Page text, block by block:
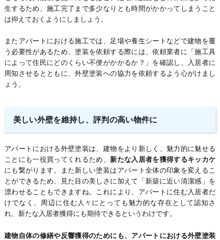
生するため、施工完了まで多少なりとも時間がかかってしまうこと
は抑えておくようにしましょう。
またアパートにおける施工では、足場や養生シートなどで建物を覆
う必要性があるため、塗装を依頼する際には、依頼業者に「施工具
によって住民にどのくらい不便がかかるか？」を確認し、入居者に
周知させるとともに、外壁塗装への協力を依頼するよう心がけまし
ょう。
美しい外壁を維持し、評判の高い物件に
アパートにおける外壁塗装は、建物をより新しく、魅力的に魅せる
ことにも一役買ってくれるため、新たな入居者を獲得するキッカケ
にも繋がります。また新しい塗装はアパート全体の印象を変えるこ
とができるため、見た目の美しさに加えて「新築に近い清潔感」を
漂わせることもできますね。これにより、アパートに住む入居者だ
けでなく、周辺に住む人々にとっても魅力的な存在として認知さ
れ、新たな入居者獲得にも期待できるというわけです。
建物自体の修繕や反響獲得のためにも、アパートにおける外壁塗装